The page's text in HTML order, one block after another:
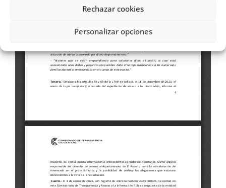
Rechazar cookies
Personalizar opciones